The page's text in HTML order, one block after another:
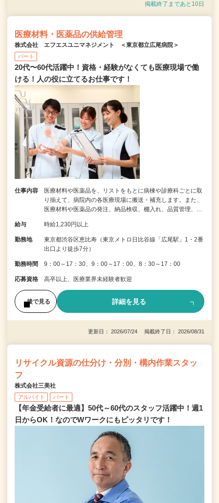
掲載終了まであと10日
医療材料・医薬品の供給管理
株式会社 エフエスユニマネジメント ＜東京都立広尾病院＞
パート
20代〜60代活躍中！資格・経験がなくても医療現場で働
ける！人の役に立てるお仕事です！
仕事内容
医療材料や医薬品を、リストをもとに病棟や診療科ごとに取
り揃えて、病院内の各医療現場に搬送・補充します。また、
医療材料や医薬品の発注、納品検収、棚入れ、品質管理、…
給与 時給1,230円以上
勤務地
東京都渋谷区恵比寿（東京メトロ日比谷線「広尾駅」1・2番
出口より徒歩7分）
勤務時間 9：00～17：30、9：00～17：00、8：30～17：00
応募資格 高卒以上、医療業界未経験者歓迎
後で見る 詳細を見る
更新日： 2026/07/24 掲載終了日： 2026/08/31
リサイクル資源の仕分け・分別・構内作業スタッ
フ
株式会社三美社
アルバイト パート
【年金受給者に最適】50代～60代のスタッフ活躍中！週1
日からOK！なのでWワークにもピッタリです！